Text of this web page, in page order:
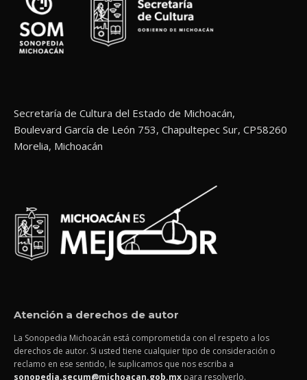
Secretaría de Cultura del Estado de Michoacán,
Boulevard García de León 753, Chapultepec Sur, CP58260
Morelia, Michoacán
Atención a derechos de autor
La Sonopedia Michoacán está comprometida con el respeto a los
derechos de autor. Si usted tiene cualquier tipo de consideración o
reclamo en ese sentido, le suplicamos que nos escriba a
sonopedia.secum@michoacan.gob.mx para resolverlo.